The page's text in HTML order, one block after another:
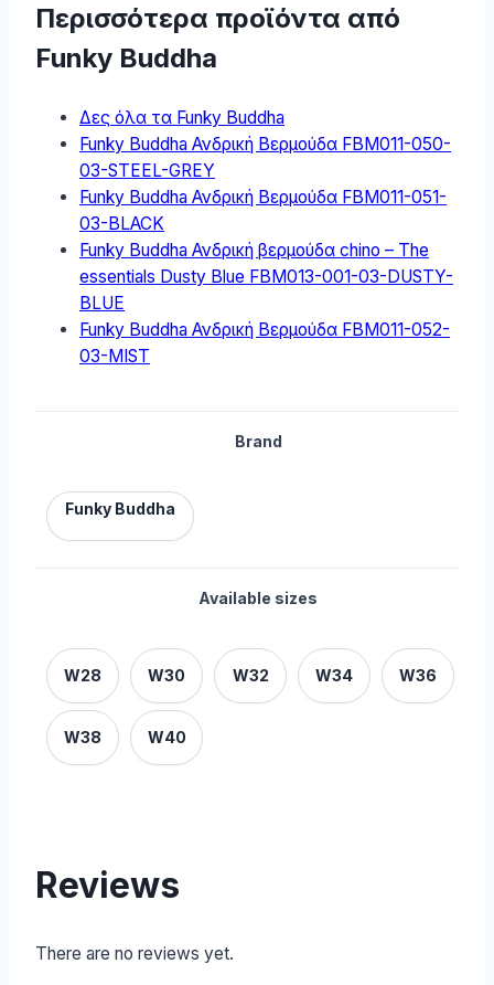
Περισσότερα προϊόντα από
Funky Buddha
Δες όλα τα Funky Buddha
Funky Buddha Ανδρική Βερμούδα FBM011-050-
03-STEEL-GREY
Funky Buddha Ανδρική Βερμούδα FBM011-051-
03-BLACK
Funky Buddha Ανδρική βερμούδα chino – The
essentials Dusty Blue FBM013-001-03-DUSTY-
BLUE
Funky Buddha Ανδρική Βερμούδα FBM011-052-
03-MIST
Brand
Funky Buddha
Available sizes
W28 W30 W32 W34 W36
W38 W40
Reviews
There are no reviews yet.